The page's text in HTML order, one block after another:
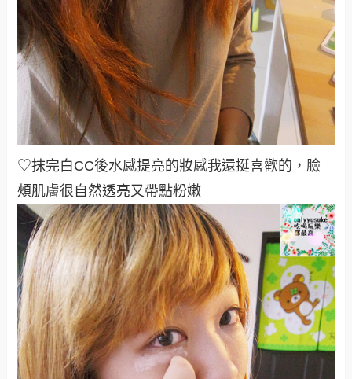
♡抹完白CC後水感提亮的妝感我還挺喜歡的，臉
頰肌膚很自然透亮又帶點粉嫩